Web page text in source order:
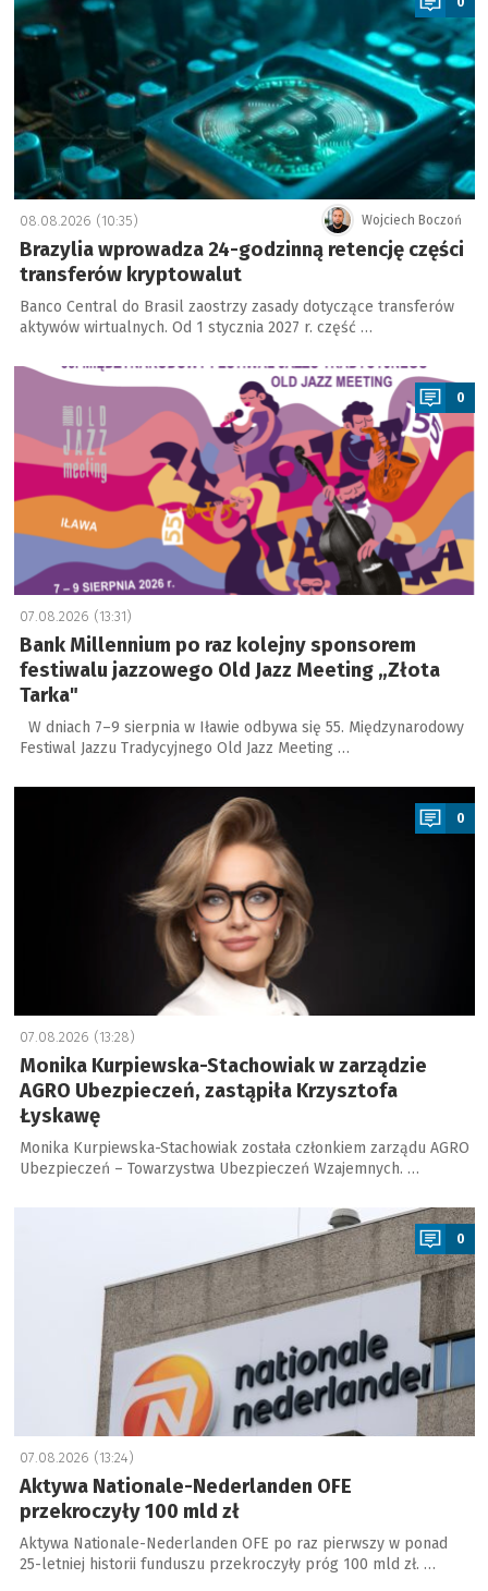
Wojciech Boczoń
08.08.2026 (10:35)
Brazylia wprowadza 24-godzinną retencję części
transferów kryptowalut
Banco Central do Brasil zaostrzy zasady dotyczące transferów
aktywów wirtualnych. Od 1 stycznia 2027 r. część …
a
0
07.08.2026 (13:31)
Bank Millennium po raz kolejny sponsorem
festiwalu jazzowego Old Jazz Meeting „Złota
Tarka"
W dniach 7–9 sierpnia w Iławie odbywa się 55. Międzynarodowy
Festiwal Jazzu Tradycyjnego Old Jazz Meeting …
a
0
07.08.2026 (13:28)
Monika Kurpiewska-Stachowiak w zarządzie
AGRO Ubezpieczeń, zastąpiła Krzysztofa
Łyskawę
Monika Kurpiewska-Stachowiak została członkiem zarządu AGRO
Ubezpieczeń – Towarzystwa Ubezpieczeń Wzajemnych. …
0
07.08.2026 (13:24)
Aktywa Nationale-Nederlanden OFE
przekroczyły 100 mld zł
Aktywa Nationale-Nederlanden OFE po raz pierwszy w ponad
25-letniej historii funduszu przekroczyły próg 100 mld zł. …